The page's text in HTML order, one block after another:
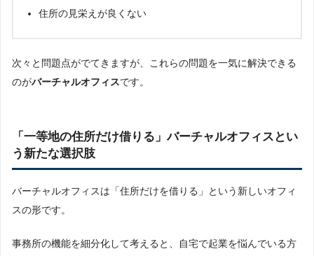
住所の見栄えが良くない
次々と問題点がでてきますが、これらの問題を一気に解決できる
のがバーチャルオフィスです。
「一等地の住所だけ借りる」バーチャルオフィスとい
う新たな選択肢
バーチャルオフィスは「住所だけを借りる」という新しいオフィ
スの形です。
事務所の機能を細分化して考えると、自宅で起業を悩んでいる方